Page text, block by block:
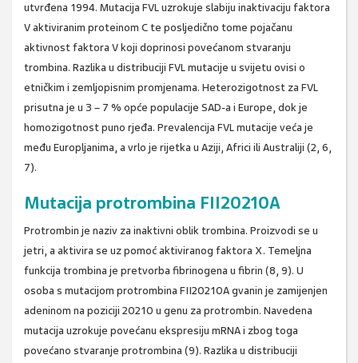
utvrđena 1994. Mutacija FVL uzrokuje slabiju inaktivaciju faktora
V aktiviranim proteinom C te posljedično tome pojačanu
aktivnost faktora V koji doprinosi povećanom stvaranju
trombina. Razlika u distribuciji FVL mutacije u svijetu ovisi o
etničkim i zemljopisnim promjenama. Heterozigotnost za FVL
prisutna je u 3 – 7 % opće populacije SAD-a i Europe, dok je
homozigotnost puno rjeđa. Prevalencija FVL mutacije veća je
među Europljanima, a vrlo je rijetka u Aziji, Africi ili Australiji (2, 6,
7).
Mutacija protrombina FII20210A
Protrombin je naziv za inaktivni oblik trombina. Proizvodi se u
jetri, a aktivira se uz pomoć aktiviranog faktora X. Temeljna
funkcija trombina je pretvorba fibrinogena u fibrin (8, 9). U
osoba s mutacijom protrombina FII20210A gvanin je zamijenjen
adeninom na poziciji 20210 u genu za protrombin. Navedena
mutacija uzrokuje povećanu ekspresiju mRNA i zbog toga
povećano stvaranje protrombina (9). Razlika u distribuciji